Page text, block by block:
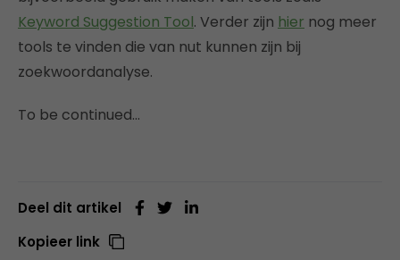
Keyword Suggestion Tool. Verder zijn hier nog meer
tools te vinden die van nut kunnen zijn bij
zoekwoordanalyse.
To be continued…
Deel dit artikel
Kopieer link